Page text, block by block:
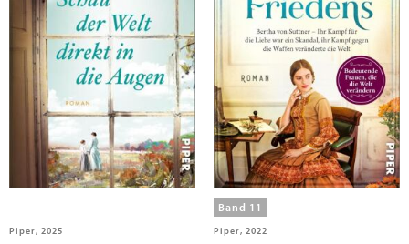
Grübl, Eva
Schau der Welt direkt in die
Piper, 2025
Grübl, Eva
Botschafterin des Friedens
Band 11
Piper, 2022